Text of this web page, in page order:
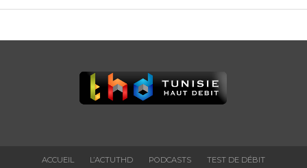
ACCUEIL L’ACTUTHD PODCASTS TEST DE DÉBIT